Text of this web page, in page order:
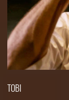
TOBI